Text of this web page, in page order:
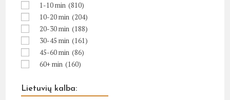
1-10 min (810)
10-20 min (204)
20-30 min (188)
30-45 min (161)
45-60 min (86)
60+ min (160)
Lietuvių kalba: